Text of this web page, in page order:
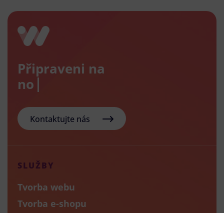
Připraveni na
nový e-
Kontaktujte nás
SLUŽBY
Tvorba webu
Tvorba e-shopu